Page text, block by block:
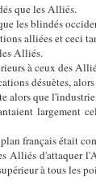
que les Alliés.
les blindés
alliées et ceci
Alliés.
à ceux des
désuètes,
alors que
largement
français était
Alliés d'attaquer
à tous les